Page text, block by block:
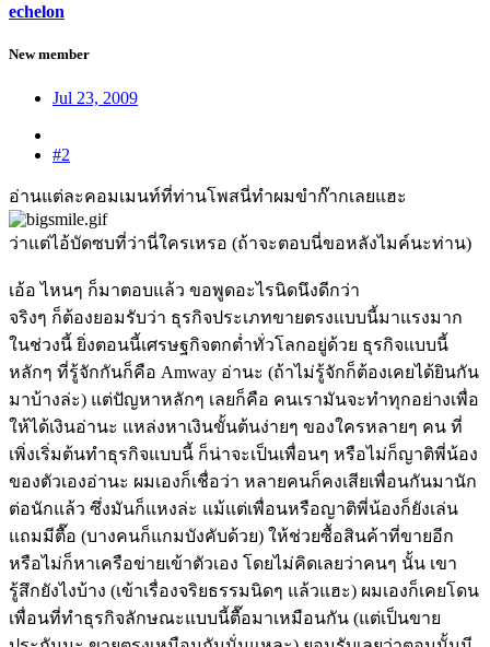
echelon
New member
Jul 23, 2009
#2
อ่านแต่ละคอมเมนท์ที่ท่านโพสนี่ทำผมขำก๊ากเลยแฮะ
ว่าแต่ไอ้บัดซบที่ว่านี่ใครเหรอ (ถ้าจะตอบนี่ขอหลังไมค์นะท่าน)
เอ้อ ไหนๆ ก็มาตอบแล้ว ขอพูดอะไรนิดนึงดีกว่า
จริงๆ ก็ต้องยอมรับว่า ธุรกิจประเภทขายตรงแบบนี้มาแรงมาก
ในช่วงนี้ ยิ่งตอนนี้เศรษฐกิจตกต่ำทั่วโลกอยู่ด้วย ธุรกิจแบบนี้
หลักๆ ที่รู้จักกันก็คือ Amway อ่านะ (ถ้าไม่รู้จักก็ต้องเคยได้ยินกัน
มาบ้างล่ะ) แต่ปัญหาหลักๆ เลยก็คือ คนเรามันจะทำทุกอย่างเพื่อ
ให้ได้เงินอ่านะ แหล่งหาเงินขั้นต้นง่ายๆ ของใครหลายๆ คน ที่
เพิ่งเริ่มต้นทำธุรกิจแบบนี้ ก็น่าจะเป็นเพื่อนๆ หรือไม่ก็ญาติพี่น้อง
ของตัวเองอ่านะ ผมเองก็เชื่อว่า หลายคนก็คงเสียเพื่อนกันมานัก
ต่อนักแล้ว ซึ่งมันก็แหงล่ะ แม้แต่เพื่อนหรือญาติพี่น้องก็ยังเล่น
แถมมีตื๊อ (บางคนก็แกมบังคับด้วย) ให้ช่วยซื้อสินค้าที่ขายอีก
หรือไม่ก็หาเครือข่ายเข้าตัวเอง โดยไม่คิดเลยว่าคนๆ นั้น เขา
รู้สึกยังไงบ้าง (เข้าเรื่องจริยธรรมนิดๆ แล้วแฮะ) ผมเองก็เคยโดน
เพื่อนที่ทำธุรกิจลักษณะแบบนี้ตื๊อมาเหมือนกัน (แต่เป็นขาย